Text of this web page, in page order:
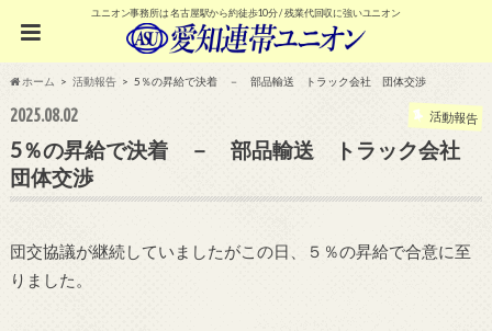
ユニオン事務所は 名古屋駅から約徒歩10分 / 残業代回収に強いユニオン
ホーム 活動報告 5％の昇給で決着 － 部品輸送 トラック会社 団体交渉
2025.08.02 活動報告
5％の昇給で決着 － 部品輸送 トラック会社
団体交渉
団交協議が継続していましたがこの日、５％の昇給で合意に至
りました。